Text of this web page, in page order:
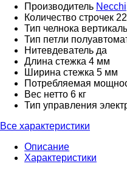
Производитель Necchi
Количество строчек 22
Тип челнока
Тип петли
Нитевдеватель да
Длина стежка 4 мм
Ширина стежка 5 мм
Потребляемая
Вес нетто 6 кг
Тип управления
Все характеристики
Описание
Характеристики